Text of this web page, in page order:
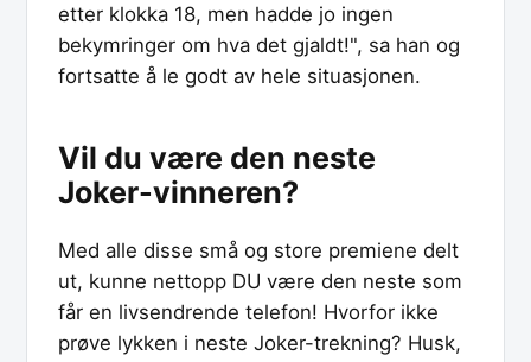
etter klokka 18, men hadde jo ingen
bekymringer om hva det gjaldt!", sa han og
fortsatte å le godt av hele situasjonen.
Vil du være den neste
Joker-vinneren?
Med alle disse små og store premiene delt
ut, kunne nettopp DU være den neste som
får en livsendrende telefon! Hvorfor ikke
prøve lykken i neste Joker-trekning? Husk,